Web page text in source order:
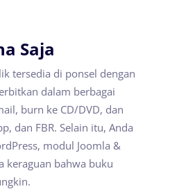
Saja
tersedia di ponsel dengan
dalam berbagai
burn ke CD/DVD, dan
dan FBR. Selain itu, Anda
modul Joomla &
keraguan bahwa buku